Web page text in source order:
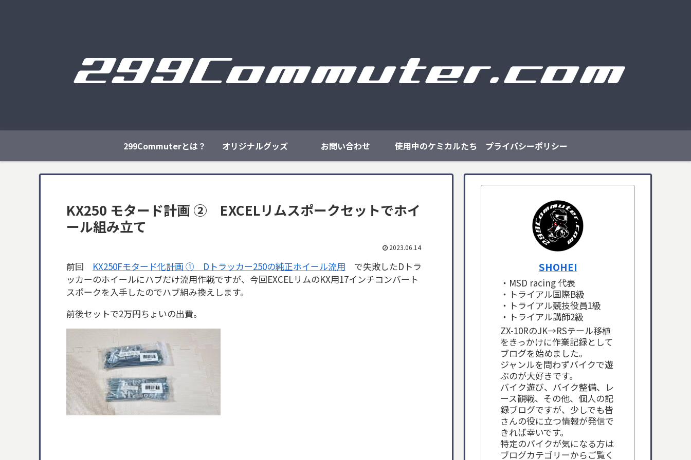
299Commuterとは？ オリジナルグッズ お問い合わせ 使用中のケミカルたち プライバシーポリシー
KX250 モタード計画 ② EXCELリムスポークセットでホイ
ール組み立て
2023.06.14
前回 KX250Fモタード化計画 ① Dトラッカー250の純正ホイール流用 で失敗したDトラ
ッカーのホイールにハブだけ流用作戦ですが、今回EXCELリムのKX用17インチコンバート
スポークを入手したのでハブ組み換えします。
前後セットで2万円ちょいの出費。
SHOHEI
・MSD racing 代表
・トライアル国際B級
・トライアル競技役員1級
・トライアル講師2級
ZX-10RのJK→RSテール移植
をきっかけに作業記録として
ブログを始めました。
ジャンルを問わずバイクで遊
ぶのが大好きです。
バイク遊び、バイク整備、レ
ース観戦、その他、個人の記
録ブログですが、少しでも皆
さんの役に立つ情報が発信で
きれば幸いです。
特定のバイクが気になる方は
ブログカテゴリーからご覧く